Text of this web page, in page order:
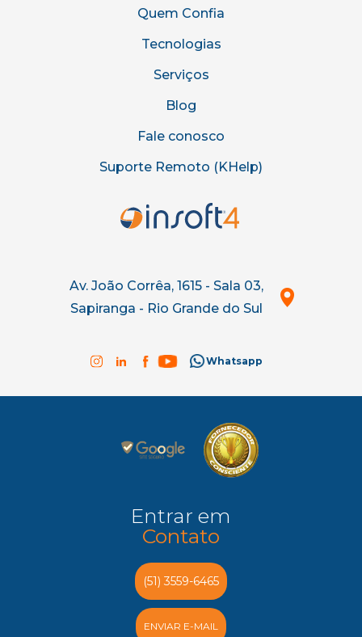
Quem Confia
Tecnologias
Serviços
Blog
Fale conosco
Suporte Remoto (KHelp)
Av. João Corrêa, 1615 - Sala 03,
Sapiranga - Rio Grande do Sul
Whatsapp
Entrar em
Contato
(51) 3559-6465
ENVIAR E-MAIL